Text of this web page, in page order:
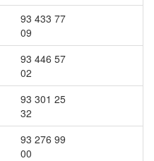
93 433 77
09
93 446 57
02
93 301 25
32
93 276 99
00